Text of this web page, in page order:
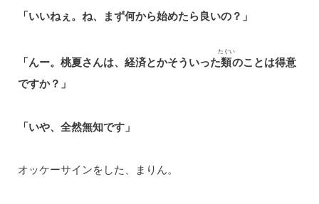
「いいねぇ。ね、まず何から始めたら良いの？」
「んー。桃夏さんは、経済とかそういった類
たぐい
のことは得意
ですか？」
「いや、全然無知です」
オッケーサインをした、まりん。